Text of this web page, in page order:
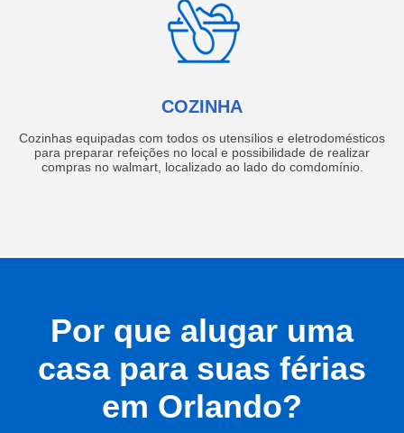
COZINHA
Cozinhas equipadas com todos os utensílios e eletrodomésticos
para preparar refeições no local e possibilidade de realizar
compras no walmart, localizado ao lado do comdomínio.
Por que alugar uma
casa para suas férias
em Orlando?